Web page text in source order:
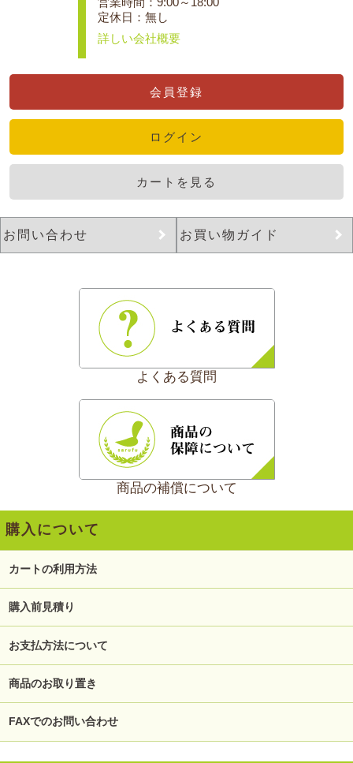
営業時間：9:00～18:00
定休日：無し
詳しい会社概要
会員登録
ログイン
カートを見る
お問い合わせ お買い物ガイド
よくある質問
商品の補償について
購入について
カートの利用方法
購入前見積り
お支払方法について
商品のお取り置き
FAXでのお問い合わせ